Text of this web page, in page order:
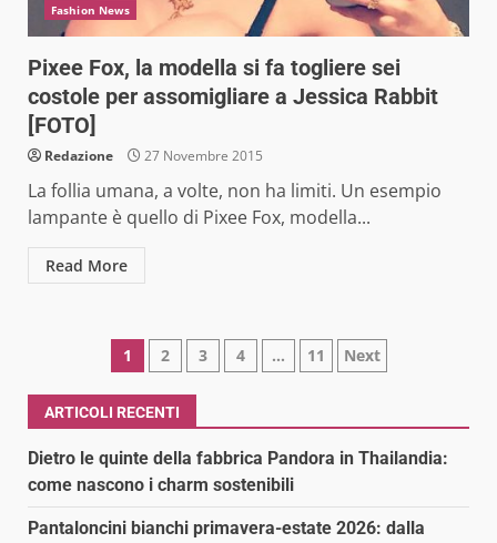
Fashion News
Pixee Fox, la modella si fa togliere sei
costole per assomigliare a Jessica Rabbit
[FOTO]
Redazione 27 Novembre 2015
La follia umana, a volte, non ha limiti. Un esempio
lampante è quello di Pixee Fox, modella...
Read More
Paginazione
degli
articoli
1 2 3 4 … 11 Next
ARTICOLI RECENTI
Dietro le quinte della fabbrica Pandora in Thailandia:
come nascono i charm sostenibili
Pantaloncini bianchi primavera-estate 2026: dalla